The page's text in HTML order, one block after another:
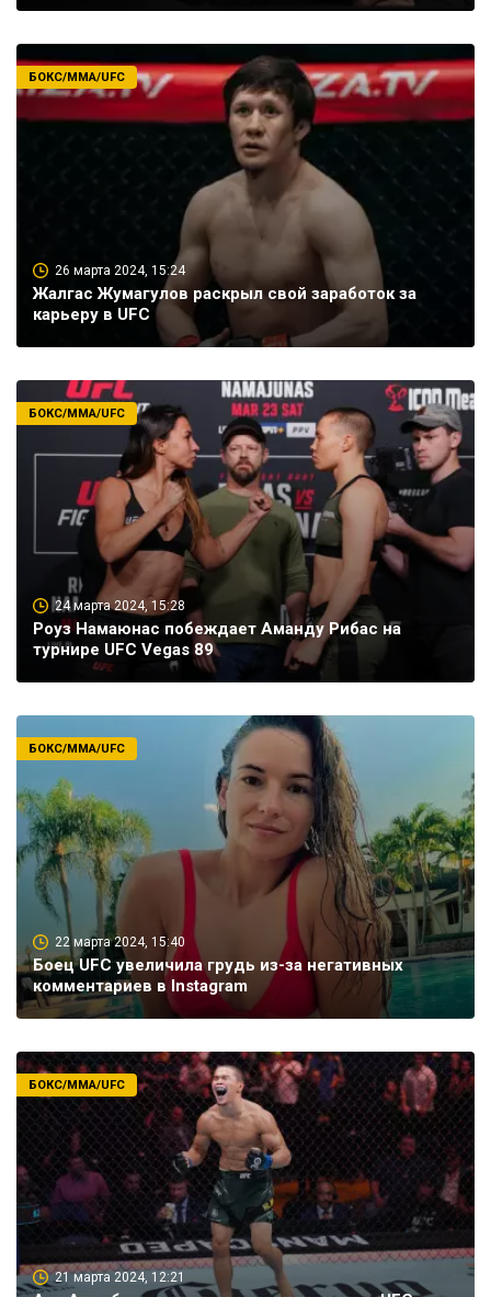
26 марта 2024, 15:24
Жалгас Жумагулов раскрыл свой заработок за
карьеру в UFC
БОКС/ММА/UFC
24 марта 2024, 15:28
Роуз Намаюнас побеждает Аманду Рибас на
турнире UFC Vegas 89
БОКС/ММА/UFC
22 марта 2024, 15:40
Боец UFC увеличила грудь из-за негативных
комментариев в Instagram
БОКС/ММА/UFC
21 марта 2024, 12:21
БОКС/ММА/UFC